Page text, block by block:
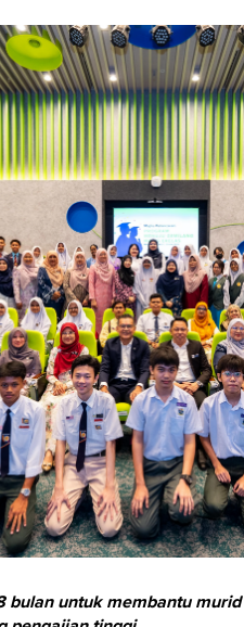
bulan untuk membantu